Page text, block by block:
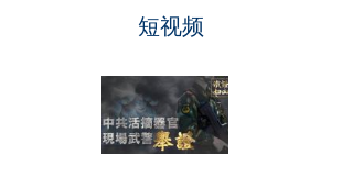
短视频